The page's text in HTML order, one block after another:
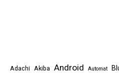
Adachi Akiba Android Automat